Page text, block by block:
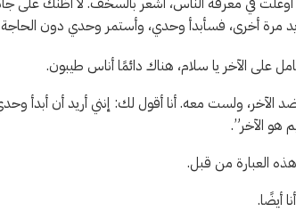
مرة أخرى، فسأبدأ وحدي، وأستمر وحدي دون الحاجة
على الآخر يا سلام، هناك دائمًا أناس طيبون.
ولست معه. أنا أقول لك: إنني أريد أن أبدأ
هو الآخر”.
العبارة من قبل.
أيضًا.